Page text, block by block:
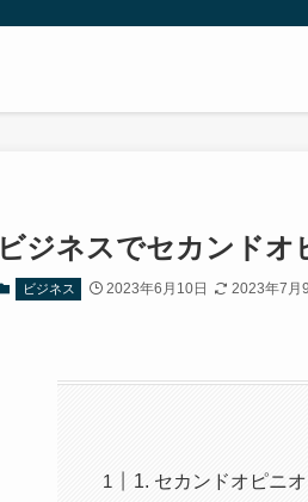
ビジネスでセカンドオ
ビジネス 2023年6月10日 2023年7月
1. セカンドオピニ